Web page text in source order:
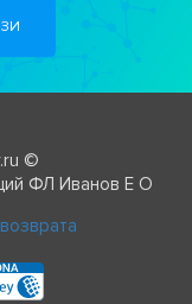
©
ФЛ Иванов Е О